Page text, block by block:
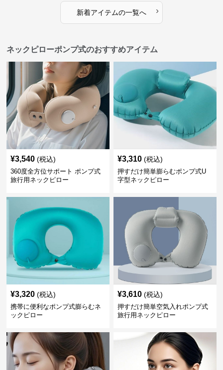
新着アイテムの一覧へ ›
ネックピローポンプ式のおすすめアイテム
¥3,540 (税込)
360度全方位サポート ポンプ式
旅行用ネックピロー
¥3,310 (税込)
押すだけ簡単膨らむポンプ式U
字型ネックピロー
¥3,320 (税込)
携帯に便利なポンプ式膨らむネ
ックピロー
¥3,610 (税込)
押すだけ簡単空気入れポンプ式
旅行用ネックピロー